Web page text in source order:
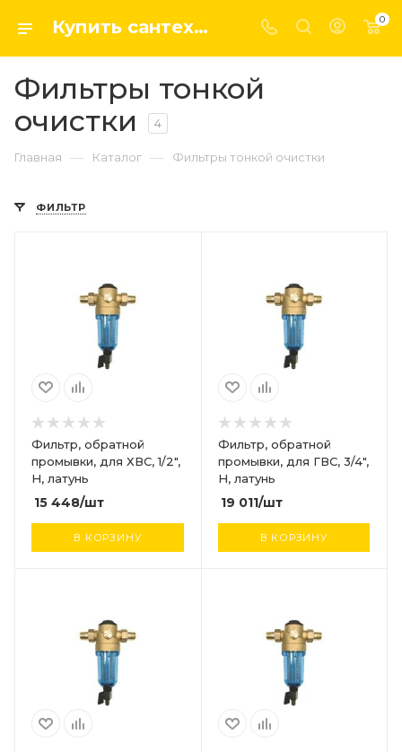
Купить сантехнику, системы отопление и водоснабжения оптом и в розницу в интернет-магазине elsen-opt.ru 0
Фильтры тонкой
очистки
4
Главная — Каталог — Фильтры тонкой очистки
ФИЛЬТР
Фильтр, обратной
промывки, для ХВС, 1/2",
Н, латунь
15 448/шт
В КОРЗИНУ
Фильтр, обратной
промывки, для ГВС, 3/4",
Н, латунь
19 011/шт
В КОРЗИНУ